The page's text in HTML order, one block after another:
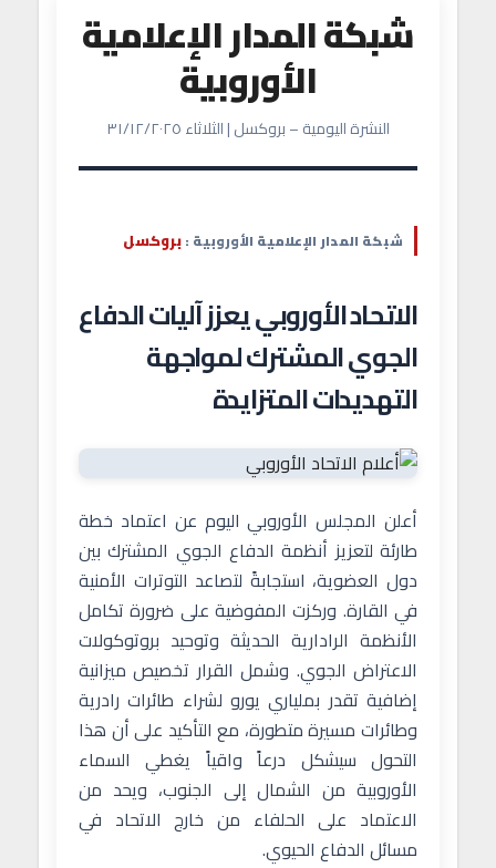
شبكة المدار الإعلامية
الأوروبية
النشرة اليومية – بروكسل | الثلاثاء ٣١/١٢/٢٠٢٥
شبكة المدار الإعلامية الأوروبية :بروكسل
الاتحاد الأوروبي يعزز آليات الدفاع
الجوي المشترك لمواجهة
التهديدات المتزايدة
أعلن المجلس الأوروبي اليوم عن اعتماد خطة
طارئة لتعزيز أنظمة الدفاع الجوي المشترك بين
دول العضوية، استجابةً لتصاعد التوترات الأمنية
في القارة. وركزت المفوضية على ضرورة تكامل
الأنظمة الرادارية الحديثة وتوحيد بروتوكولات
الاعتراض الجوي. وشمل القرار تخصيص ميزانية
إضافية تقدر بملياري يورو لشراء طائرات رادرية
وطائرات مسيرة متطورة، مع التأكيد على أن هذا
التحول سيشكل درعاً واقياً يغطي السماء
الأوروبية من الشمال إلى الجنوب، ويحد من
الاعتماد على الحلفاء من خارج الاتحاد في
مسائل الدفاع الحيوي.